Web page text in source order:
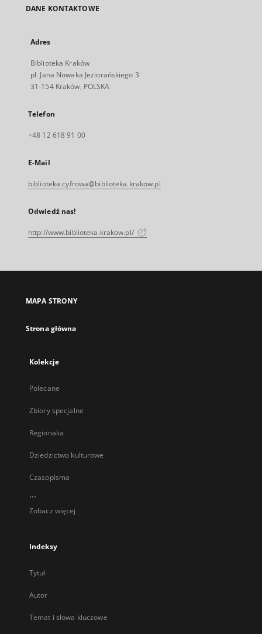
DANE KONTAKTOWE
Adres
Biblioteka Kraków
pl. Jana Nowaka Jeziorańskiego 3
31-154 Kraków, POLSKA
Telefon
+48 12 618 91 00
E-Mail
biblioteka.cyfrowa@biblioteka.krakow.pl
Odwiedź nas!
http://www.biblioteka.krakow.pl/
MAPA STRONY
Strona główna
Kolekcje
Polecane
Zbiory specjalne
Regionalia
Dziedzictwo kulturowe
Czasopisma
...
Zobacz więcej
Indeksy
Tytuł
Autor
Temat i słowa kluczowe